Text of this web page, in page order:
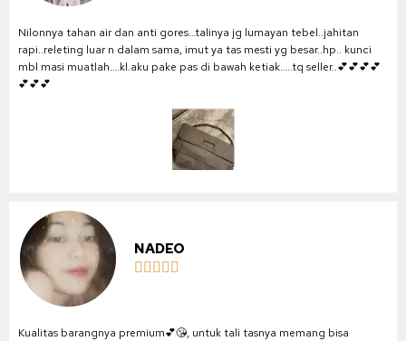
Nilonnya tahan air dan anti gores…talinya jg lumayan tebel..jahitan
rapi..releting luar n dalam sama, imut ya tas mesti yg besar..hp.. kunci
mbl masi muatlah….kl.aku pake pas di bawah ketiak…..tq seller..💕💕💕💕
💕💕💕
NADEO
    
Kualitas barangnya premium💕😘, untuk tali tasnya memang bisa